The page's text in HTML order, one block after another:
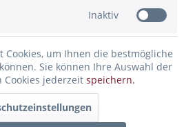
und diskutieren...
mehr
sind verfübar......mehr
Inaktiv
Cookies, um Ihnen die bestmögliche
Sie können Ihre Auswahl der
Cookies jederzeit speichern.